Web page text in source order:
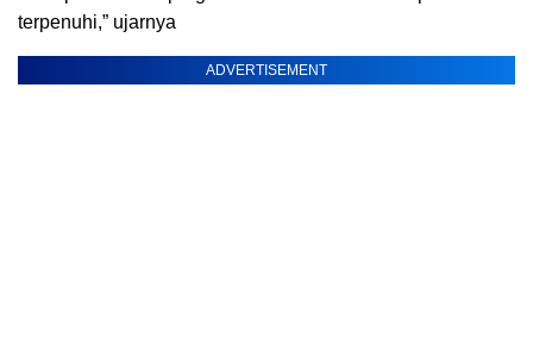
terpenuhi,” ujarnya
ADVERTISEMENT